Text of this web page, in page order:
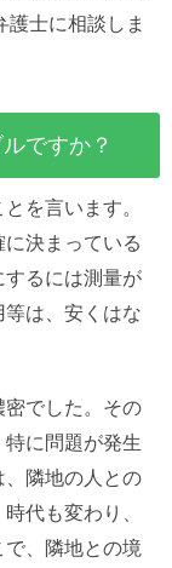
士に相談しま
ですか？
を言います。
決まっている
るには測量が
は、安くはな
密でした。その
に問題が発生
、隣地の人との
代も変わり、
、隣地との境